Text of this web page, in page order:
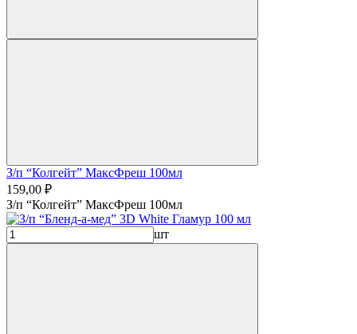
З/п “Колгейт” МаксФреш 100мл
159,00 ₽
З/п “Колгейт” МаксФреш 100мл
шт